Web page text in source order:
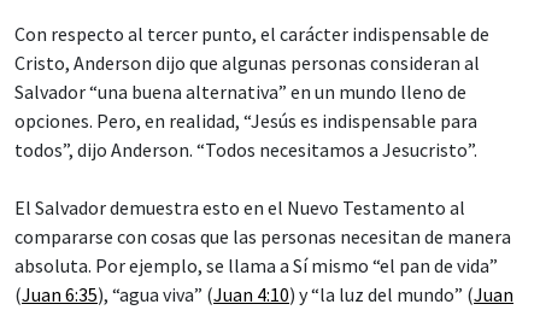
Con respecto al tercer punto, el carácter indispensable de
Cristo, Anderson dijo que algunas personas consideran al
Salvador “una buena alternativa” en un mundo lleno de
opciones. Pero, en realidad, “Jesús es indispensable para
todos”, dijo Anderson. “Todos necesitamos a Jesucristo”.
El Salvador demuestra esto en el Nuevo Testamento al
compararse con cosas que las personas necesitan de manera
absoluta. Por ejemplo, se llama a Sí mismo “el pan de vida”
(Juan 6:35), “agua viva” (Juan 4:10) y “la luz del mundo” (Juan